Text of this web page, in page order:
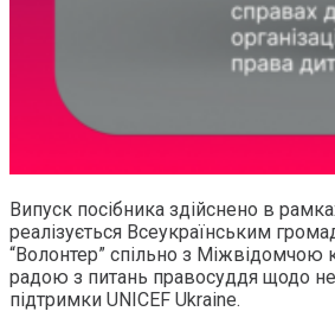
Випуск посібника здійснено в
реалізується Всеукраїнським
“Волонтер” спільно з Міжвідомчою
радою з питань правосуддя щодо
підтримки UNICEF Ukraine.